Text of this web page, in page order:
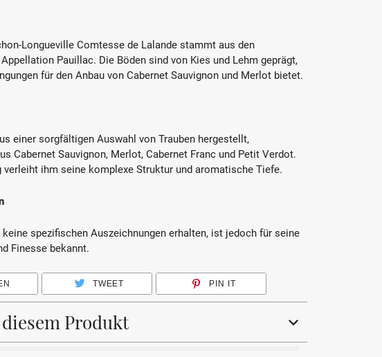
Longueville Comtesse de Lalande stammt aus den
Pauillac. Die Böden sind von Kies und Lehm geprägt,
für den Anbau von Cabernet Sauvignon und Merlot bietet.
einer sorgfältigen Auswahl von Trauben hergestellt,
Cabernet Sauvignon, Merlot, Cabernet Franc und Petit Verdot.
verleiht ihm seine komplexe Struktur und aromatische Tiefe.
keine spezifischen Auszeichnungen erhalten, ist jedoch für seine
Finesse bekannt.
TWEET PIN IT
Produkt